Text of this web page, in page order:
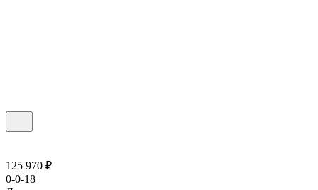
125 970 ₽
0-0-18